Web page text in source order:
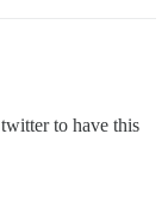
to have this